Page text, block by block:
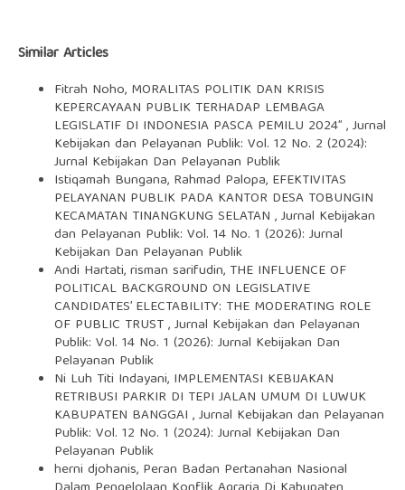
Similar Articles
Fitrah Noho, MORALITAS POLITIK DAN KRISIS
KEPERCAYAAN PUBLIK TERHADAP LEMBAGA
LEGISLATIF DI INDONESIA PASCA PEMILU 2024”,Jurnal
Kebijakan dan Pelayanan Publik: Vol. 12 No. 2 (2024):
Jurnal Kebijakan Dan Pelayanan Publik
Istiqamah Bungana, Rahmad Palopa, EFEKTIVITAS
PELAYANAN PUBLIK PADA KANTOR DESA TOBUNGIN
KECAMATAN TINANGKUNG SELATAN ,Jurnal Kebijakan
dan Pelayanan Publik: Vol. 14 No. 1 (2026): Jurnal
Kebijakan Dan Pelayanan Publik
Andi Hartati, risman sarifudin, THE INFLUENCE OF
POLITICAL BACKGROUND ON LEGISLATIVE
CANDIDATES’ ELECTABILITY: THE MODERATING ROLE
OF PUBLIC TRUST,Jurnal Kebijakan dan Pelayanan
Publik: Vol. 14 No. 1 (2026): Jurnal Kebijakan Dan
Pelayanan Publik
Ni Luh Titi Indayani, IMPLEMENTASI KEBIJAKAN
RETRIBUSI PARKIR DI TEPI JALAN UMUM DI LUWUK
KABUPATEN BANGGAI ,Jurnal Kebijakan dan Pelayanan
Publik: Vol. 12 No. 1 (2024): Jurnal Kebijakan Dan
Pelayanan Publik
herni djohanis, Peran Badan Pertanahan Nasional